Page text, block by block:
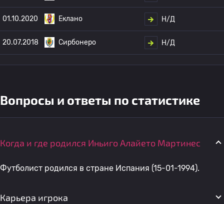
01.10.2020 Еклано Н/Д
20.07.2018 Сирбонеро Н/Д
Вопросы и ответы по статистике
Когда и где родился Иньиго Алайето Мартинес
Футболист родился в стране Испания (15-01-1994).
Карьера игрока